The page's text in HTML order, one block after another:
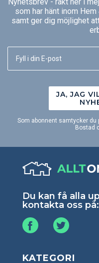
som har hänt inom
samt ger dig möjlighet
JA, JAG
Som abonnent samtycker
Bostad
Du kan få alla
kontakta oss på:
KATEGORI